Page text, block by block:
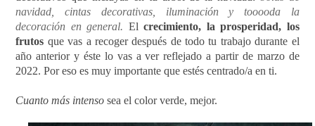
navidad, cintas decorativas, iluminación y tooooda la
decoración en general. Elcrecimiento, la prosperidad, los
frutos que vas a recoger después de todo tu trabajo durante el
año anterior y éste lo vas a ver reflejado a partir de marzo de
2022. Por eso es muy importante que estés centrado/a en ti.
Cuanto más intenso sea el color verde, mejor.